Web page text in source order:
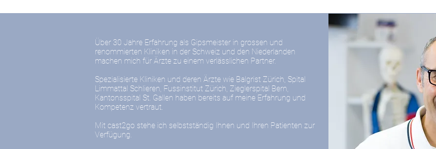
Über 30 Jahre Erfahrung als Gipsmeister in grossen und
renommierten Kliniken in der Schweiz und den Niederlanden
machen mich für Ärzte zu einem verlässlichen Partner.
Spezialisierte Kliniken und deren Ärzte wie Balgrist Zürich, Spital
Limmattal Schlieren, Fussinstitut Zürich, Zieglerspital Bern,
Kantonsspital St. Gallen haben bereits auf meine Erfahrung und
Kompetenz vertraut.
Mit cast2go stehe ich selbstständig Ihnen und Ihren Patienten zur
Verfügung.